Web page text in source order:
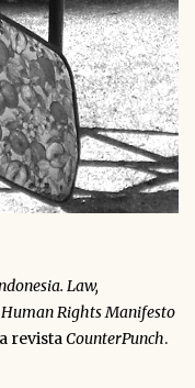
Law,
Rights Manifesto
revistaCounterPunch.